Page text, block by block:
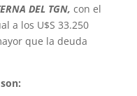
DEL TGN, con el
a los U$S 33.250
que la deuda